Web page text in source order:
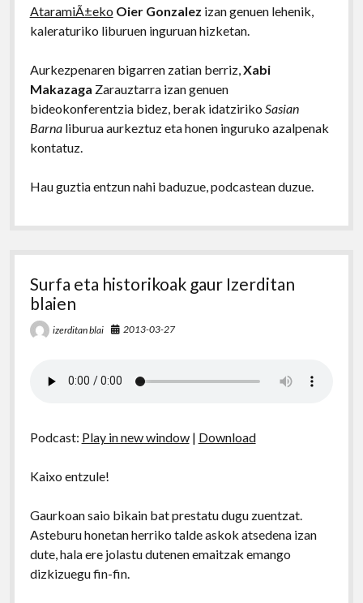
AtaramiÃ±eko Oier Gonzalez izan genuen lehenik,
kaleraturiko liburuen inguruan hizketan.
Aurkezpenaren bigarren zatian berriz,Xabi
Makazaga Zarauztarra izan genuen
bideokonferentzia bidez, berak idatziriko Sasian
Barnaliburua aurkeztuz eta honen inguruko azalpenak
kontatuz.
Hau guztia entzun nahi baduzue, podcastean duzue.
Surfa eta historikoak gaur Izerditan
blaien
izerditan blai 2013-03-27
Podcast: Play in new window| Download
Kaixo entzule!
Gaurkoan saio bikain bat prestatu dugu zuentzat.
Asteburu honetan herriko talde askok atsedena izan
dute, hala ere jolastu dutenen emaitzak emango
dizkizuegu fin-fin.